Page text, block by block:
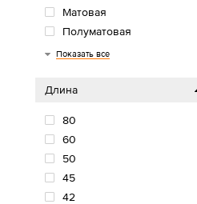
Матовая
Полуматовая
Сахарная
Структурная
Показать все
Длина
80
60
50
45
42